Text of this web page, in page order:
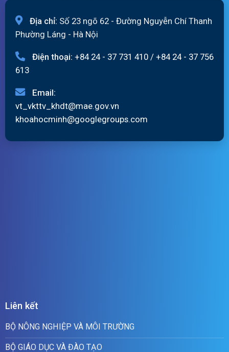
Địa chỉ: Số 23 ngõ 62 - Đường Nguyễn Chí Thanh
Phường Láng - Hà Nội
Điện thoại: +84 24 - 37 731 410 / +84 24 - 37 756
613
Email:
vt_vkttv_khdt@mae.gov.vn
khoahocminh@googlegroups.com
Liên kết
BỘ NÔNG NGHIỆP VÀ MÔI TRƯỜNG
BỘ GIÁO DỤC VÀ ĐÀO TẠO